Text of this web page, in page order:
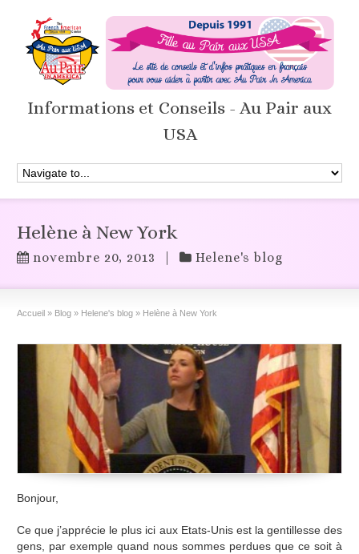
Informations et Conseils - Au Pair aux
USA
Helène à New York
novembre 20, 2013 Helene's blog
Accueil » Blog » Helene's blog » Helène à New York
Bonjour,
Ce que j’apprécie le plus ici aux Etats-Unis est la gentillesse des
gens, par exemple quand nous sommes perdues que ce soit à